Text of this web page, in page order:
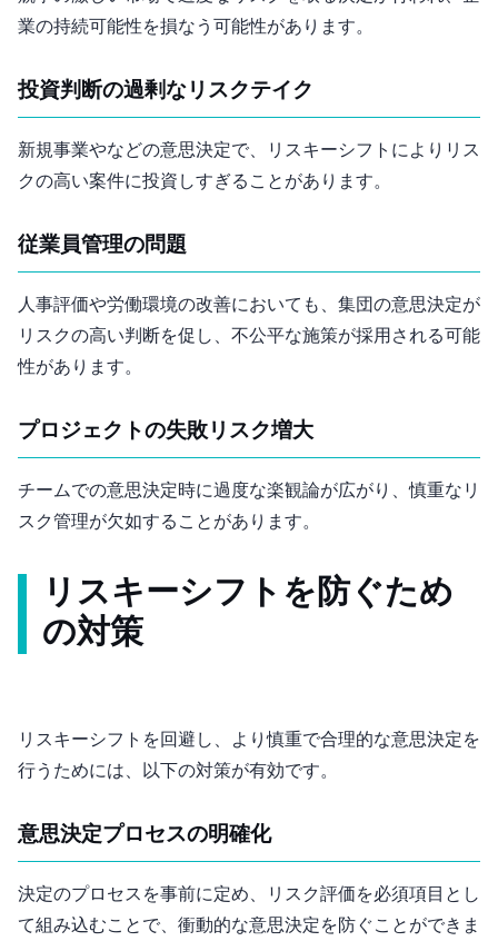
業の持続可能性を損なう可能性があります。
投資判断の過剰なリスクテイク
新規事業やM&Aなどの意思決定で、リスキーシフトによりリス
クの高い案件に投資しすぎることがあります。
従業員管理の問題
人事評価や労働環境の改善においても、集団の意思決定が
リスクの高い判断を促し、不公平な施策が採用される可能
性があります。
プロジェクトの失敗リスク増大
チームでの意思決定時に過度な楽観論が広がり、慎重なリ
スク管理が欠如することがあります。
リスキーシフトを防ぐため
の対策
リスキーシフトを回避し、より慎重で合理的な意思決定を
行うためには、以下の対策が有効です。
意思決定プロセスの明確化
決定のプロセスを事前に定め、リスク評価を必須項目とし
て組み込むことで、衝動的な意思決定を防ぐことができま